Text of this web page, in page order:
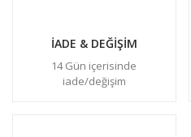
İADE & DEĞİŞİM
14 Gün içerisinde
iade/değişim